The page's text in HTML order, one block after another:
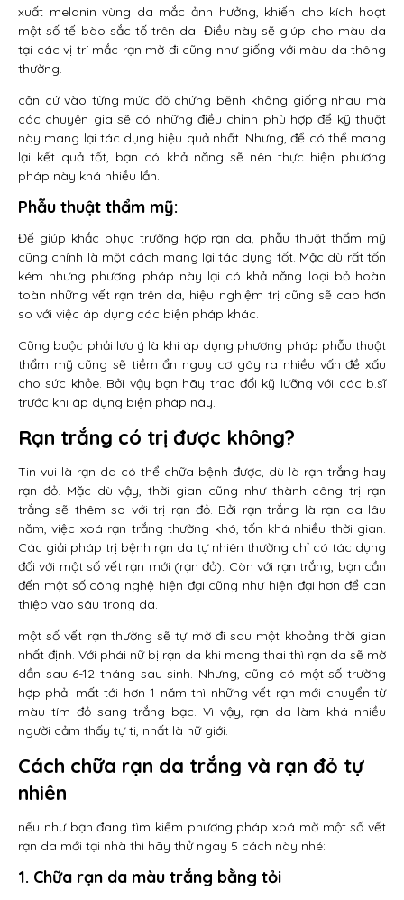
xuất melanin vùng da mắc ảnh hưởng, khiến cho kích hoạt
một số tế bào sắc tố trên da. Điều này sẽ giúp cho màu da
tại các vị trí mắc rạn mờ đi cũng như giống với màu da thông
thường.
căn cứ vào từng mức độ chứng bệnh không giống nhau mà
các chuyên gia sẽ có những điều chỉnh phù hợp để kỹ thuật
này mang lại tác dụng hiệu quả nhất. Nhưng, để có thể mang
lại kết quả tốt, bạn có khả năng sẽ nên thực hiện phương
pháp này khá nhiều lần.
Phẫu thuật thẩm mỹ:
Để giúp khắc phục trường hợp rạn da, phẫu thuật thẩm mỹ
cũng chính là một cách mang lại tác dụng tốt. Mặc dù rất tốn
kém nhưng phương pháp này lại có khả năng loại bỏ hoàn
toàn những vết rạn trên da, hiệu nghiệm trị cũng sẽ cao hơn
so với việc áp dụng các biện pháp khác.
Cũng buộc phải lưu ý là khi áp dụng phương pháp phẫu thuật
thẩm mỹ cũng sẽ tiềm ẩn nguy cơ gây ra nhiều vấn đề xấu
cho sức khỏe. Bởi vậy bạn hãy trao đổi kỹ lưỡng với các b.sĩ
trước khi áp dụng biện pháp này.
Rạn trắng có trị được không?
Tin vui là rạn da có thể chữa bệnh được, dù là rạn trắng hay
rạn đỏ. Mặc dù vậy, thời gian cũng như thành công trị rạn
trắng sẽ thêm so với trị rạn đỏ. Bởi rạn trắng là rạn da lâu
năm, việc xoá rạn trắng thường khó, tốn khá nhiều thời gian.
Các giải pháp trị bệnh rạn da tự nhiên thường chỉ có tác dụng
đối với một số vết rạn mới (rạn đỏ). Còn với rạn trắng, bạn cần
đến một số công nghệ hiện đại cũng như hiện đại hơn để can
thiệp vào sâu trong da.
một số vết rạn thường sẽ tự mờ đi sau một khoảng thời gian
nhất định. Với phái nữ bị rạn da khi mang thai thì rạn da sẽ mờ
dần sau 6-12 tháng sau sinh. Nhưng, cũng có một số trường
hợp phải mất tới hơn 1 năm thì những vết rạn mới chuyển từ
màu tím đỏ sang trắng bạc. Vì vậy, rạn da làm khá nhiều
người cảm thấy tự ti, nhất là nữ giới.
Cách chữa rạn da trắng và rạn đỏ tự
nhiên
nếu như bạn đang tìm kiếm phương pháp xoá mờ một số vết
rạn da mới tại nhà thì hãy thử ngay 5 cách này nhé:
1. Chữa rạn da màu trắng bằng tỏi